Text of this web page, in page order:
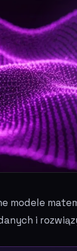
modele
i